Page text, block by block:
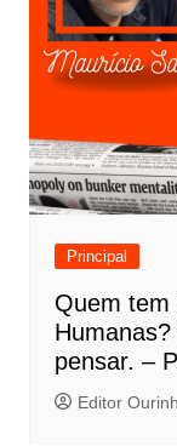
Principal
Quem tem
pensar. –
Editor